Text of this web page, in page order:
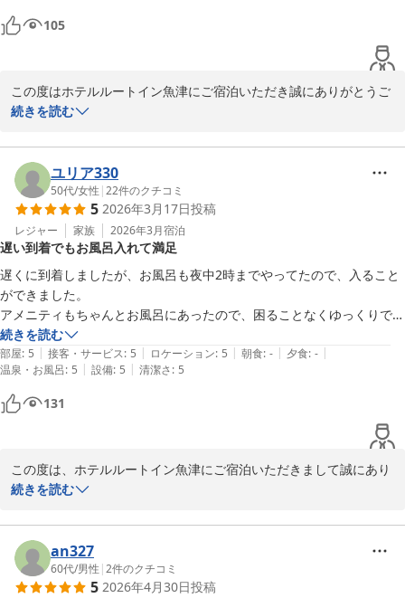
井出
2026-04-21
105
この度はホテルルートイン魚津にご宿泊いただき誠にありがとうご
ざいます。また、お忙しい中ご寄稿賜り重ねて感謝申し上げます。
今回のご滞在はいかがでしたでしょうか。たくさんのお褒めのお言
葉をいただきスタッフ一同喜ばしい限りでございます。
ルートイン魚津では朝食・夕食レストランで魚津ならではのオリジ
ナルメニューの提供を行うなどの工夫を取り入れています。また機
会ございます際には、他のビジネスホテルには無い、お客様に喜ん
でいただけるサービスを提供できるよう日々尽力して参ります。
またお待ちしております。
山口
ホテルルートイン魚津
2026-04-12
続きを読む
ユリア330
50代/女性 |22件のクチコミ
5 2026年3月17日投稿
レジャー 家族 2026年3月宿泊
遅い到着でもお風呂入れて満足
遅くに到着しましたが、お風呂も夜中2時までやってたので、入ること
ができました。
アメニティもちゃんとお風呂にあったので、困ることなくゆっくりでき
ました。
朝ごはんもちゃんと食べられて満足です。
お風呂のシャンプーがスティーブンノルなのも嬉しかったです。また、
続きを読む
部屋: 5 | 接客・サービス: 5 | ロケーション: 5 | 朝食: - | 夕食: - |
温泉・お風呂: 5 | 設備: 5 | 清潔さ: 5
131
この度は、ホテルルートイン魚津にご宿泊いただきまして誠にあり
がとうございます。
大浴場をご利用いただきご満足いただけたとのこと、大変嬉しく存
じます。アメニティや朝食についてもお褒めの言葉をいただき感謝
しております。
続きを読む
an327
60代/男性 |2件のクチコミ
5 2026年4月30日投稿